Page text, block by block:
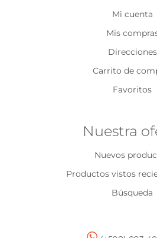
Mi cuenta
Mis
Direcciones
Carrito de
Favoritos
Nuestra
Nuevos
Productos vistos
Búsqueda